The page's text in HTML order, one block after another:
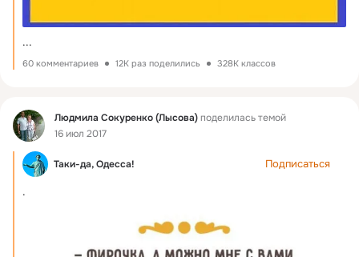
...
60 комментариев 12K раз поделились 328K классов
Фид Людмила Сокуренко (Лысова)поделилась темой
16 июл 2017
Таки-да, Одесса! Подписаться
.